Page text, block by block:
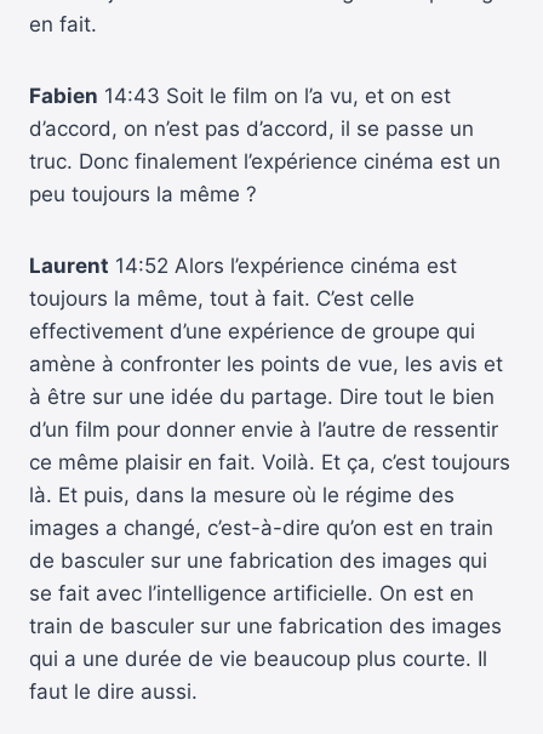
en fait.
Fabien 14:43 Soit le film on l’a vu, et on est
d’accord, on n’est pas d’accord, il se passe un
truc. Donc finalement l’expérience cinéma est un
peu toujours la même ?
Laurent 14:52 Alors l’expérience cinéma est
toujours la même, tout à fait. C’est celle
effectivement d’une expérience de groupe qui
amène à confronter les points de vue, les avis et
à être sur une idée du partage. Dire tout le bien
d’un film pour donner envie à l’autre de ressentir
ce même plaisir en fait. Voilà. Et ça, c’est toujours
là. Et puis, dans la mesure où le régime des
images a changé, c’est-à-dire qu’on est en train
de basculer sur une fabrication des images qui
se fait avec l’intelligence artificielle. On est en
train de basculer sur une fabrication des images
qui a une durée de vie beaucoup plus courte. Il
faut le dire aussi.